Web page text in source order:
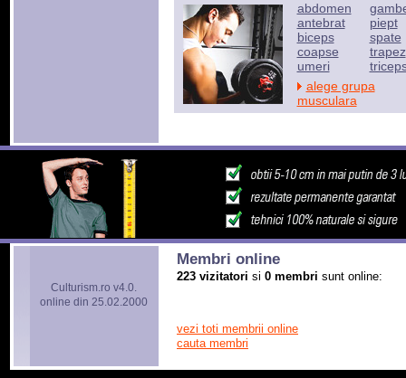
abdomen
antebrat
biceps
coapse
umeri
piept
spate
trapez
alege grupa
musculara
Culturism.ro v4.0.
online din 25.02.2000
Membri online
223 vizitatori si 0 membri sunt online:
vezi toti membrii online
cauta membri